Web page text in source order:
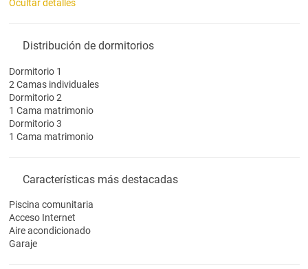
Ocultar detalles
Distribución de dormitorios
Dormitorio 1
2 Camas individuales
Dormitorio 2
1 Cama matrimonio
Dormitorio 3
1 Cama matrimonio
Características más destacadas
Piscina comunitaria
Acceso Internet
Aire acondicionado
Garaje